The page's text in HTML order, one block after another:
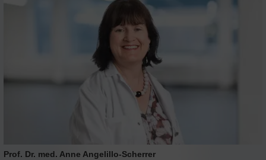
Prof. Dr. med. Anne Angelillo-Scherrer